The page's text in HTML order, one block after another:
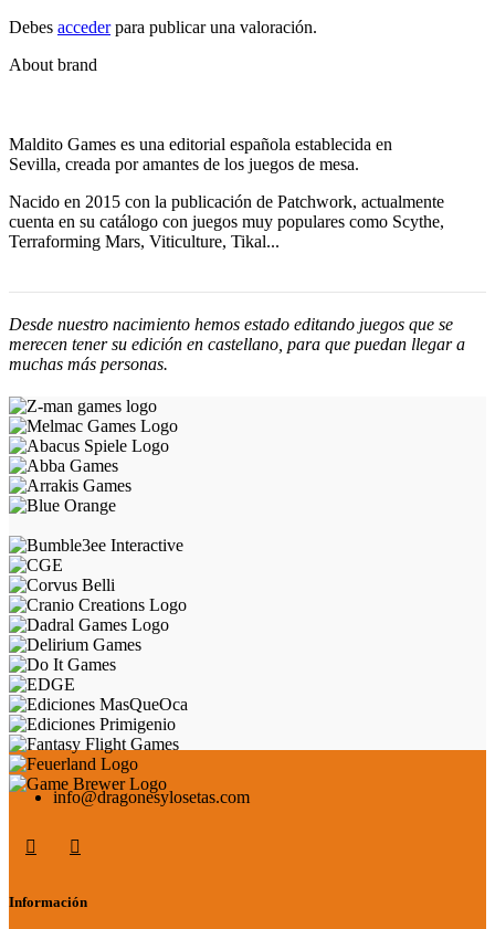
Debes accederpara publicar una valoración.
About brand
Maldito Games es una editorial española establecida en
Sevilla, creada por amantes de los juegos de mesa.
Nacido en 2015 con la publicación de Patchwork, actualmente
cuenta en su catálogo con juegos muy populares como Scythe,
Terraforming Mars, Viticulture, Tikal...
Desde nuestro nacimiento hemos estado editando juegos que se
merecen tener su edición en castellano, para que puedan llegar a
muchas más personas.
info@dragonesylosetas.com
Información